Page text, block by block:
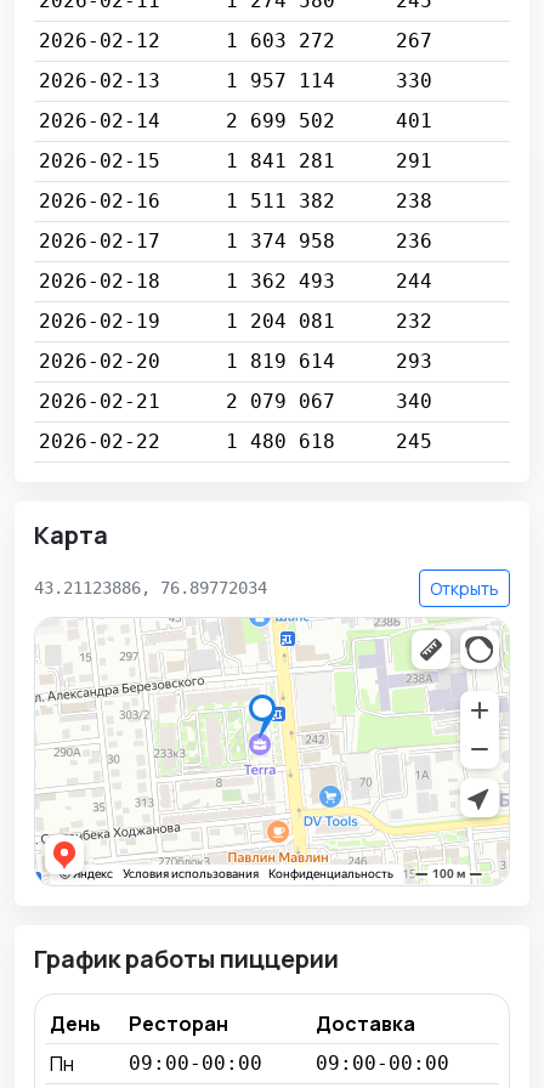
2026-02-12
1 603 272
267
2026-02-13
1 957 114
330
2026-02-14
2 699 502
401
2026-02-15
1 841 281
291
2026-02-16
1 511 382
238
2026-02-17
1 374 958
236
2026-02-18
1 362 493
244
2026-02-19
1 204 081
232
2026-02-20
1 819 614
293
2026-02-21
2 079 067
340
2026-02-22
1 480 618 245
Карта
43.21123886, 76.89772034 Открыть
График работы пиццерии
День Ресторан
Доставка
Пн
09:00-00:00 09:00-00:00